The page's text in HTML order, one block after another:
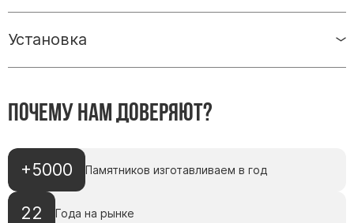
Памятники прямоугольные
Памятники с воздушным креcтом
Памятники стандартные
Установка
Почему нам доверяют?
+5000 Памятников изготавливаем в год
22 Года на рынке